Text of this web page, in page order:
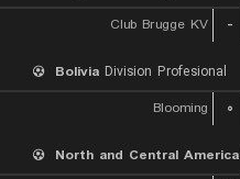
Club Brugge KV
-
Bolivia Division Profesional
Blooming
۰
North and Central America